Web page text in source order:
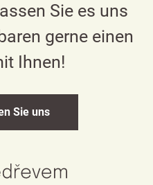
Sie es uns
gerne einen
Ihnen!
Sie uns